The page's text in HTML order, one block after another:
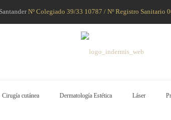
Nº Colegiado 39/33 10787 / Nº Registro Sanitario
Cirugía cutánea Dermatología Estética Láser